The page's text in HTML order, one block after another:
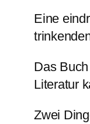
Eine
Das
Literatur
Zwei